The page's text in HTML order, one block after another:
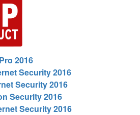
2016
Security 2016
Security 2016
Security 2016
Security 2016